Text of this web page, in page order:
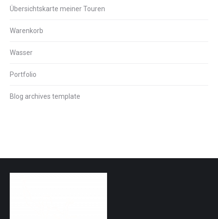
Übersichtskarte meiner Touren
Warenkorb
Wasser
Portfolio
Blog archives template